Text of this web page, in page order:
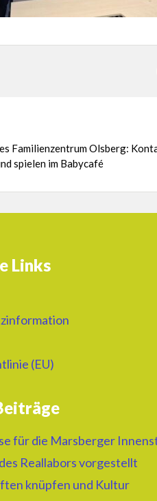
Familienzentrum Olsberg:
spielen im Babycafé
Links
(EU)
für die Marsberger
Reallabors vorgestellt
knüpfen und Kultur